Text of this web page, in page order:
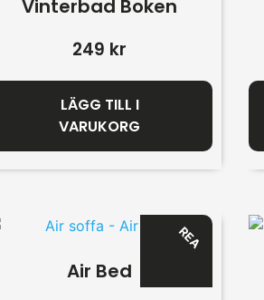
Vinterbad Boken
249 kr
LÄGG TILL I
VARUKORG
REA
Air Bed